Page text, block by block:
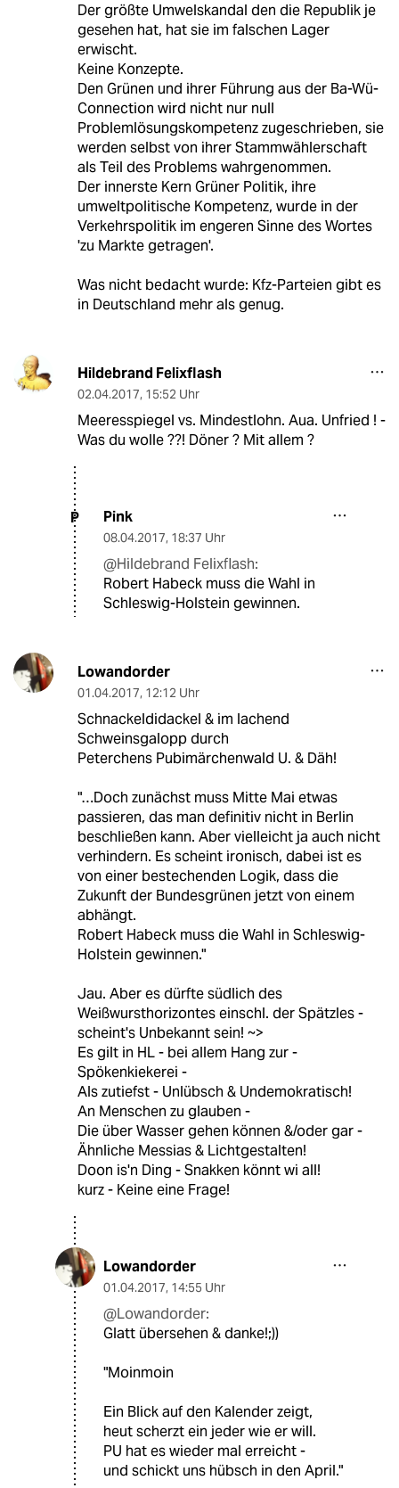
Der größte Umwelskandal den die Republik je
gesehen hat, hat sie im falschen Lager
erwischt.
Keine Konzepte.
Den Grünen und ihrer Führung aus der Ba-Wü-
Connection wird nicht nur null
Problemlösungskompetenz zugeschrieben, sie
werden selbst von ihrer Stammwählerschaft
als Teil des Problems wahrgenommen.
Der innerste Kern Grüner Politik, ihre
umweltpolitische Kompetenz, wurde in der
Verkehrspolitik im engeren Sinne des Wortes
'zu Markte getragen'.
Was nicht bedacht wurde: Kfz-Parteien gibt es
in Deutschland mehr als genug.
Hildebrand Felixflash
02.04.2017, 15:52 Uhr
Meeresspiegel vs. Mindestlohn. Aua. Unfried ! -
Was du wolle ??! Döner ? Mit allem ?
P Pink
08.04.2017, 18:37 Uhr
@Hildebrand Felixflash:
Robert Habeck muss die Wahl in
Schleswig-Holstein gewinnen.
Lowandorder
01.04.2017, 12:12 Uhr
Schnackeldidackel & im lachend
Schweinsgalopp durch
Peterchens Pubimärchenwald U. & Däh!
"…Doch zunächst muss Mitte Mai etwas
passieren, das man definitiv nicht in Berlin
beschließen kann. Aber vielleicht ja auch nicht
verhindern. Es scheint ironisch, dabei ist es
von einer bestechenden Logik, dass die
Zukunft der Bundesgrünen jetzt von einem
abhängt.
Robert Habeck muss die Wahl in Schleswig-
Holstein gewinnen."
Jau. Aber es dürfte südlich des
Weißwursthorizontes einschl. der Spätzles -
scheint's Unbekannt sein! ~>
Es gilt in HL - bei allem Hang zur -
Spökenkiekerei -
Als zutiefst - Unlübsch & Undemokratisch!
An Menschen zu glauben -
Die über Wasser gehen können &/oder gar -
Ähnliche Messias & Lichtgestalten!
Doon is'n Ding - Snakken könnt wi all!
kurz - Keine eine Frage!
Lowandorder
01.04.2017, 14:55 Uhr
@Lowandorder:
Glatt übersehen & danke!;))
"Moinmoin
Ein Blick auf den Kalender zeigt,
heut scherzt ein jeder wie er will.
PU hat es wieder mal erreicht -
und schickt uns hübsch in den April."